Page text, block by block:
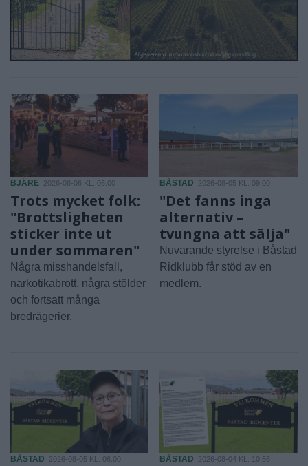
BJÄRE 2026-08-06 KL. 06:00
Trots mycket folk:
"Brottsligheten
sticker inte ut
under sommaren"
Några misshandelsfall,
narkotikabrott, några stölder
och fortsatt många
bredrägerier.
BÅSTAD 2026-08-05 KL. 09:00
"Det fanns inga
alternativ –
tvungna att sälja"
Nuvarande styrelse i Båstad
Ridklubb får stöd av en
medlem.
BÅSTAD 2026-08-05 KL. 06:00 BÅSTAD 2026-08-04 KL. 10:56